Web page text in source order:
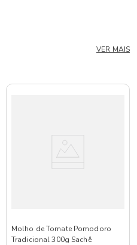
VER MAIS
Molho de Tomate Pomodoro
Tradicional 300g Sachê